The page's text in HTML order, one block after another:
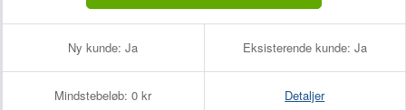
Ny kunde: Ja Eksisterende kunde: Ja
Mindstebeløb: 0 kr Detaljer